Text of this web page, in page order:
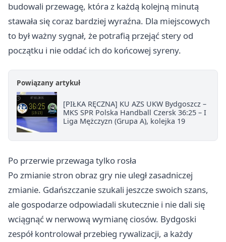
budowali przewagę, która z każdą kolejną minutą
stawała się coraz bardziej wyraźna. Dla miejscowych
to był ważny sygnał, że potrafią przejąć stery od
początku i nie oddać ich do końcowej syreny.
Powiązany artykuł
[PIŁKA RĘCZNA] KU AZS UKW Bydgoszcz –
MKS SPR Polska Handball Czersk 36:25 – I
Liga Mężczyzn (Grupa A), kolejka 19
Po przerwie przewaga tylko rosła
Po zmianie stron obraz gry nie uległ zasadniczej
zmianie. Gdańszczanie szukali jeszcze swoich szans,
ale gospodarze odpowiadali skutecznie i nie dali się
wciągnąć w nerwową wymianę ciosów. Bydgoski
zespół kontrolował przebieg rywalizacji, a każdy